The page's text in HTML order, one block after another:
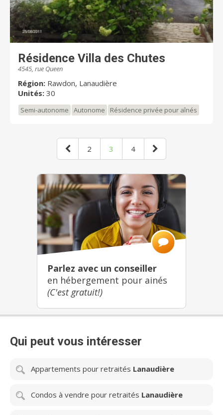
Résidence Villa des Chutes
4545, rue Queen
Région: Rawdon, Lanaudière
Unités: 30
Semi-autonome Autonome Résidence privée pour aînés
2 3 4
Parlez avec un conseiller
en hébergement pour ainés
(C'est gratuit!)
Qui peut vous intéresser
Appartements pour retraités Lanaudière
Condos à vendre pour retraités Lanaudière